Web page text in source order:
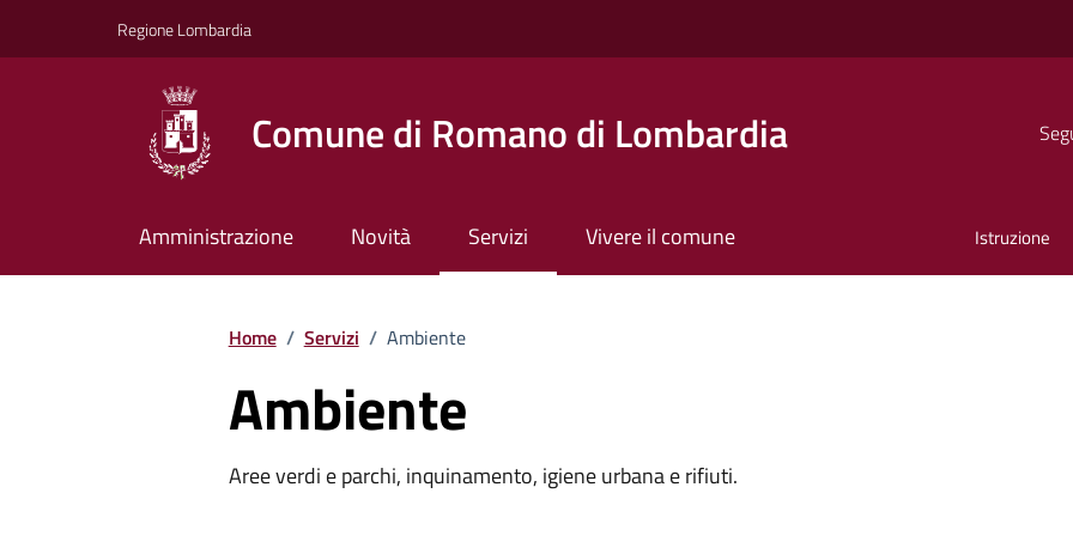
Regione Lombardia
Comune di Romano di Lombardia
Amministrazione Novità Servizi Vivere il comune Istruzione
Home / Servizi / Ambiente
Ambiente
Aree verdi e parchi, inquinamento, igiene urbana e rifiuti.